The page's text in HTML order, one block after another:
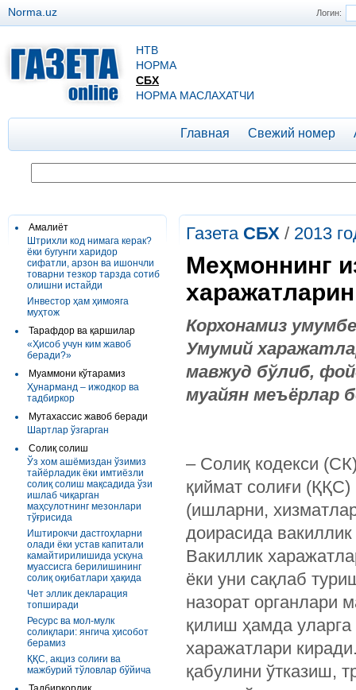
Логин:
Norma.uz
НТВ
НОРМА
СБХ
НОРМА МАСЛАХАТЧИ
Главная Свежий номер
Амалиёт
Штрихли код нимага керак?
ёки бугунги харидор
сифатли, арзон ва ишончли
товарни тезкор тарзда сотиб
олишни истайди
Инвестор ҳам ҳимояга
муҳтож
Тарафдор ва қаршилар
«Ҳисоб учун ким жавоб
беради?»
Муаммони кўтарамиз
Ҳунарманд – ижодкор ва
тадбиркор
Мутахассис жавоб беради
Шартлар ўзгарган
Солиқ солиш
Ўз хом ашёмиздан ўзимиз
тайёрладик ёки имтиёзли
солиқ солиш мақсадида ўзи
ишлаб чиқарган
маҳсулотнинг мезонлари
тўғрисида
Иштирокчи дастгоҳларни
олади ёки устав капитали
камайтирилишида ускуна
муассисга берилишининг
солиқ оқибатлари ҳақида
Чет эллик декларация
топширади
Ресурс ва мол-мулк
солиқлари: янгича ҳисобот
берамиз
ҚҚС, акциз солиғи ва
мажбурий тўловлар бўйича
Газета СБХ / 2013
Меҳмоннинг
Корхонамиз
Умумий
мавжуд бўлиб,
муайян меъёрлар
– Солиқ кодекси
қиймат солиғи (ҚҚС)
(ишларни,
доирасида
Вакиллик
ёки уни сақлаб
назорат органлари
қилиш ҳамда
харажатлари
қабулини ўтказиш,